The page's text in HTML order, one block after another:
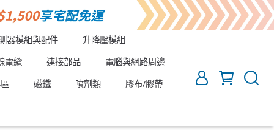
器模組與配件
升降壓模組
電纜
連接部品
電腦與網路周邊
磁鐵 噴劑類 膠布/膠帶